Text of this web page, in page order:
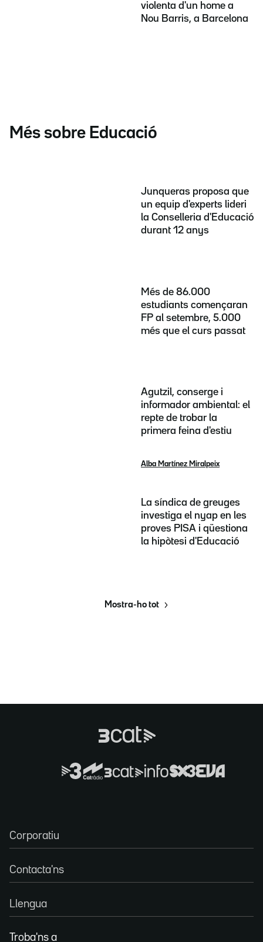
violenta d'un home a
Nou Barris, a Barcelona
Més sobre Educació
Junqueras proposa que
un equip d'experts lideri
la Conselleria d'Educació
durant 12 anys
Més de 86.000
estudiants començaran
FP al setembre, 5.000
més que el curs passat
Agutzil, conserge i
informador ambiental: el
repte de trobar la
primera feina d'estiu
Alba Martínez Miralpeix
La síndica de greuges
investiga el nyap en les
proves PISA i qüestiona
la hipòtesi d'Educació
Mostra-ho tot
Corporatiu
Contacta'ns
Llengua
Troba'ns a